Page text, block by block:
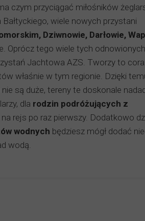
czym przyciągać miłośników
wiele nowych przystani
Dziwnowie, Darłowie,
Oprócz tego wiele tych odnowionych
Jachtowa AZS. Tworzy to
właśnie w tym regionie. Dzięki
są duże, tereny te doskonale
dla rodzin podróżujących z
rejs po raz pierwszy. Dodatkowo
wodnych będziesz mógł dodać
wodą.